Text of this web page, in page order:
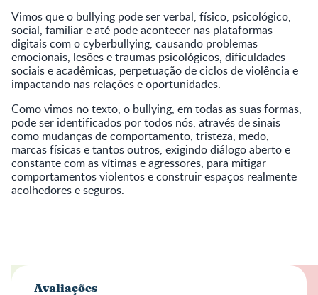
Vimos que o bullying pode ser verbal, físico, psicológico,
social, familiar e até pode acontecer nas plataformas
digitais com o cyberbullying, causando problemas
emocionais, lesões e traumas psicológicos, dificuldades
sociais e acadêmicas, perpetuação de ciclos de violência e
impactando nas relações e oportunidades.
Como vimos no texto, o bullying, em todas as suas formas,
pode ser identificados por todos nós, através de sinais
como mudanças de comportamento, tristeza, medo,
marcas físicas e tantos outros, exigindo diálogo aberto e
constante com as vítimas e agressores, para mitigar
comportamentos violentos e construir espaços realmente
acolhedores e seguros.
Avaliações